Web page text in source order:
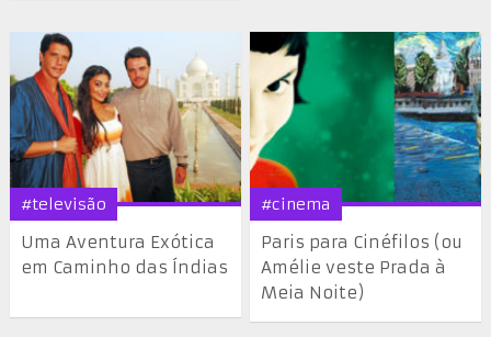
#televisão
Uma Aventura Exótica
em Caminho das Índias
#cinema
Paris para Cinéfilos (ou
Amélie veste Prada à
Meia Noite)